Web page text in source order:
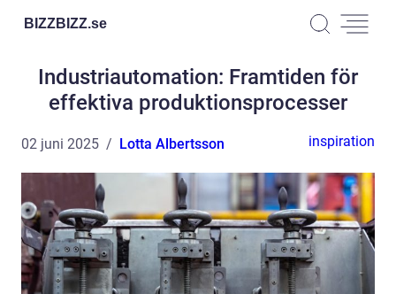
BIZZBIZZ.se
Industriautomation: Framtiden för
effektiva produktionsprocesser
02 juni 2025 Lotta Albertsson inspiration